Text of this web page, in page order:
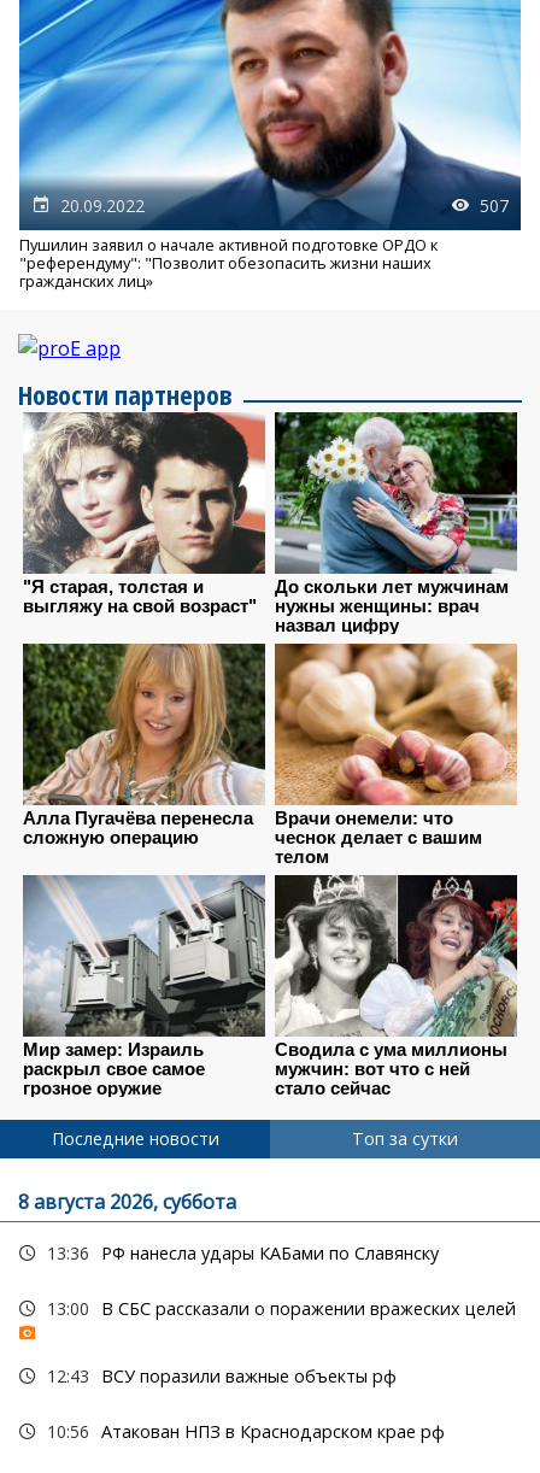
20.09.2022 507
Пушилин заявил о начале активной подготовке ОРДО к
"референдуму": "Позволит обезопасить жизни наших
гражданских лиц»
Новости партнеров
Последние новости Топ за сутки
8 августа 2026, суббота
13:36 РФ нанесла удары КАБами по Славянску
13:00 В СБС рассказали о поражении вражеских целей
12:43 ВСУ поразили важные объекты рф
10:56 Атакован НПЗ в Краснодарском крае рф